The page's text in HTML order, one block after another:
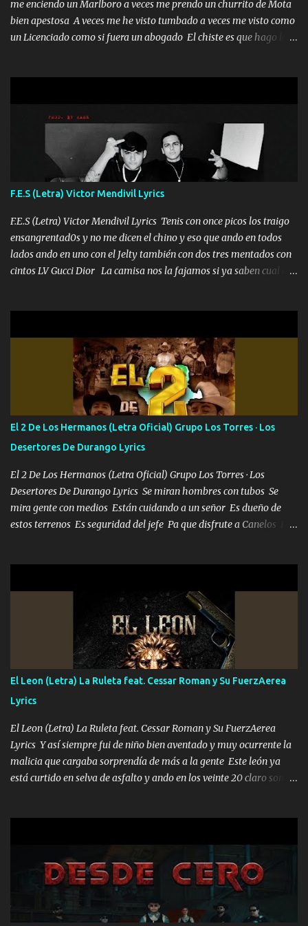
me enciendo un Marlboro a veces me prendo un churrito de Mota
bien apestosa A veces me he visto tumbado a veces me visto como
un Licenciado como si fuera un abogado El chiste es que hago lo
corriente no quieren verte subir de level trucha mis plebes Música
A veces me pongo un sombrero a veces me ven la cachucha de lado
con la mirada siempre en alto A veces me fajó una super o a veces
me fajó una Glock siempre armado todas las generaciones yo
traigo El chiste es que hago lo que quiero pues así soy me mandó
yo tengo el control a todos yo les paro el dedo soy hocicon un
malcriado un malandrón Que Les importa no saben nada falsas
las risas las que me miran hay gente corriente no quieren ve...
F.E.S (Letra) Victor Mendivil Lyrics
F.E.S (Letra) Victor Mendivil Lyrics Tenis con once picos los traigo
ensangrentad0s y no me dicen el chino y eso que ando en todos
lados ando en uno con el Jelty también con dos tres mentados con
cintos LV Gucci Dior La camisa nos la fajamos si ya saben cual es
estándares 110 mil records de pistas no me falta mucho para
verme en las revistas Ya pasé Italia Japón Madrid Milán y también
Francia ropa de 100.000 bolas Louis vuitton es mi fragancia
repleta de presidentes la bolsa estoy en mi pic si no se han dado
cuenta chequeen gráficas del kitch
El 2 De Los Hermanos (Letra Oficial) Grupo Los Torres · Los
Desertores De Durango Lyrics
El 2 De Los Hermanos (Letra Oficial) Grupo Los Torres · Los
Desertores De Durango Lyrics Se miran hombres con tubos Se
mira gente con medios Están cuidando a un señor Es dueño de
estos terrenos Es seguridad del jefe Pa que disfrute a Canelos Es
ni tampoco las mujeres porque es platica de grandes por eso hay
que estar alegres doy las instrucciones para atender los deberes
Música Si es que salta algún problema de confianza tengo gente
ahí está el Hombre Cuarenta y también Pariente 7 arreglan
cualquier problema no más es cuestión que ordené NOS HACE
FALTA UN HERMANO DE CLAVE ERA EL 24 SIEMPRE FUE UN
HOMBRE VALIENTE POR ALGO M'URIÓ PELEAND0 SIEMPRE
VIO POR LA FAMILIA PARA QUE SIGA EL LEGADO Es el DOS de
los HERMANOS un cerebro inteligente y com...
El Leon (Letra) La Ruleta feat. Cessar Roman y Su FuerzAerea
Lyrics
El Leon (Letra) La Ruleta feat. Cessar Roman y Su FuerzAerea
Lyrics Y así siempre fui de niño bien aventado y muy ocurrente la
malicia que cargaba sorprendía de más a la gente Este león ya
está curtido en selva de asfalto y ando en los veinte 20 claro son
pa más pues hay charola les voy a dar hasta topar pues no hay de
otra Música Surcando bien mi camino voy por mi línea no veo a
los lados aquel que no corre vuela no se me duerm voy chicoteado
Ya pasé varias hazañas ya tienen rato que me agarran el colmillo
de este León los estatales no sé esperaron Al tiro esta la PrimiZa